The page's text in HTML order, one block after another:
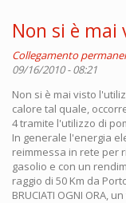
Non si è
Collegamento
09/16/2010 - 08:21
Non si è mai visto
calore tal quale,
4 tramite l'utilizzo di
In generale l'energia
reimmessa in rete per
gasolio e con un
raggio di 50 Km da
BRUCIATI OGNI ORA,